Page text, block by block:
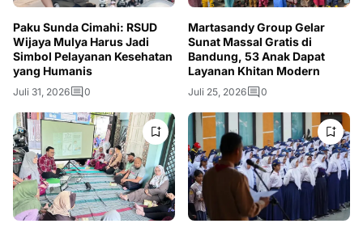
Paku Sunda Cimahi: RSUD
Wijaya Mulya Harus Jadi
Simbol Pelayanan Kesehatan
yang Humanis
Juli 31, 2026 0
Martasandy Group Gelar
Sunat Massal Gratis di
Bandung, 53 Anak Dapat
Layanan Khitan Modern
Juli 25, 2026 0